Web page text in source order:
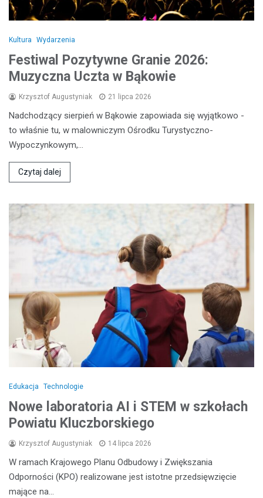
Kultura Wydarzenia
Festiwal Pozytywne Granie 2026:
Muzyczna Uczta w Bąkowie
Krzysztof Augustyniak 21 lipca 2026
Nadchodzący sierpień w Bąkowie zapowiada się wyjątkowo -
to właśnie tu, w malowniczym Ośrodku Turystyczno-
Wypoczynkowym,…
Czytaj dalej
Edukacja Technologie
Nowe laboratoria AI i STEM w szkołach
Powiatu Kluczborskiego
Krzysztof Augustyniak 14 lipca 2026
W ramach Krajowego Planu Odbudowy i Zwiększania
Odporności (KPO) realizowane jest istotne przedsięwzięcie
mające na…